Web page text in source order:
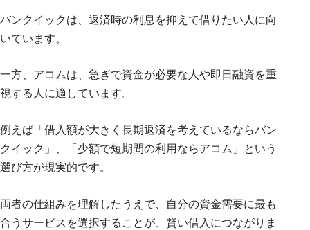
バンクイックは、返済時の利息を抑えて借りたい人に向
いています。
一方、アコムは、急ぎで資金が必要な人や即日融資を重
視する人に適しています。
例えば「借入額が大きく長期返済を考えているならバン
クイック」、「少額で短期間の利用ならアコム」という
選び方が現実的です。
両者の仕組みを理解したうえで、自分の資金需要に最も
合うサービスを選択することが、賢い借入につながりま